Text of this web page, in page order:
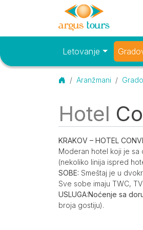
Osnovni meniLetovanje
Početna
Aranžmani
Hotel
O
Opis
KRAKOV – HOTEL
Moderan hotel koji je
(nekoliko linija ispred
SOBE: Smeštaj je u
Sve sobe imaju TWC,
USLUGA:Noćenje sa
broja gostiju).